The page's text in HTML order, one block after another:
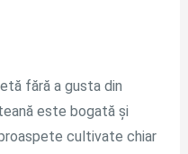
fără a gusta din
este bogată și
cultivate chiar